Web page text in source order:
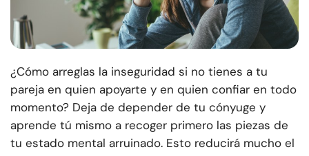
¿Cómo arreglas la inseguridad si no tienes a tu
pareja en quien apoyarte y en quien confiar en todo
momento? Deja de depender de tu cónyuge y
aprende tú mismo a recoger primero las piezas de
tu estado mental arruinado. Esto reducirá mucho el